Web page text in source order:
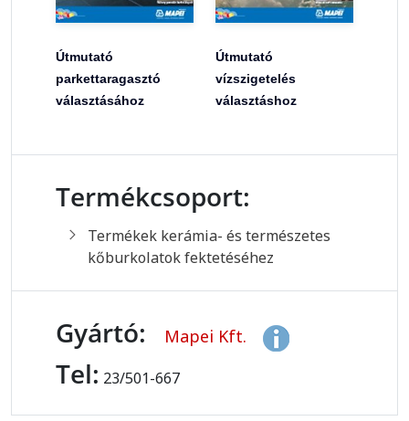
Útmutató
parkettaragasztó
választásához
Útmutató
vízszigetelés
választáshoz
Termékcsoport:
Termékek kerámia- és természetes
kőburkolatok fektetéséhez
Gyártó: Mapei Kft.
Tel: 23/501-667